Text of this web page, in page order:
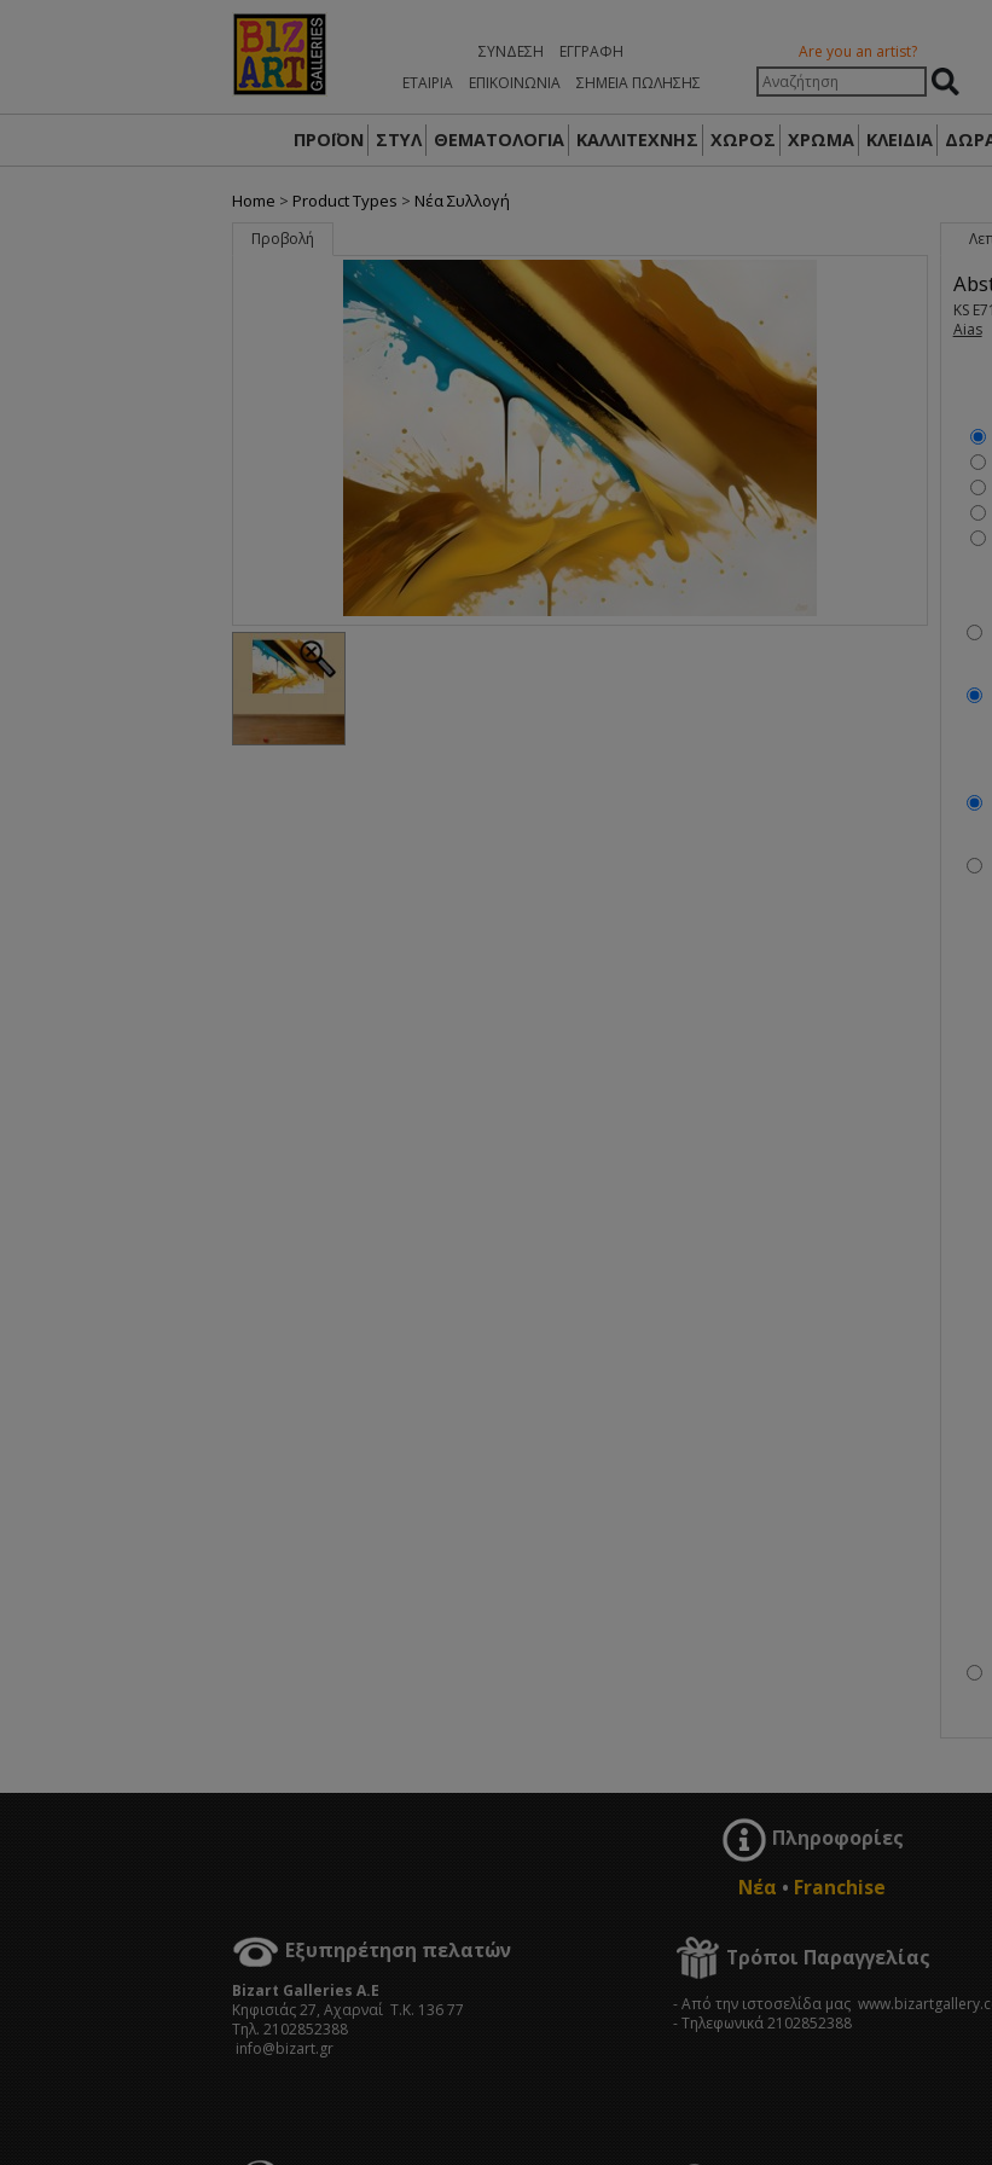
ΣΎΝΔΕΣΗ
ΕΓΓΡΑΦΉ
ΕΤΑΙΡΙΑ
ΕΠΙΚΟΙΝΩΝΙΑ ΣΗΜΕΙΑ ΠΩΛΗΣΗΣ
Are you an artist?
ΠΡΟΪΟΝ ΣΤΥΛ ΘΕΜΑΤΟΛΟΓΙΑ ΚΑΛΛΙΤΕΧΝΗΣ ΧΩΡΟΣ ΧΡΩΜΑ ΚΛΕΙΔΙΑ
Home > Product Types > Nέα Συλλογή
Προβολή
KS
Aias
Πληροφορίες
Νέα • Franchise
Εξυπηρέτηση πελατών
Bizart Galleries A.E
Kηφισιάς 27, Αχαρναί Τ.Κ. 136 77
Τηλ. 2102852388
info@bizart.gr
Τρόποι Παραγγελίας
- Από την ιστοσελίδα μας
- Tηλεφωνικά 2102852388